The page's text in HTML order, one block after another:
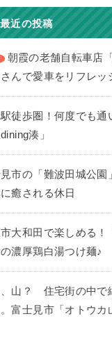
最近の投稿
朝霞の老舗自転車店
んで愛車をリフレッ
徒歩圏！何度でも通
湊」
市の「難波田城公
癒される休日
大和田で楽しめる！
濃厚鶏白湯つけ麺♪
、山？ 住宅街の中で
富士見市「オトウカ